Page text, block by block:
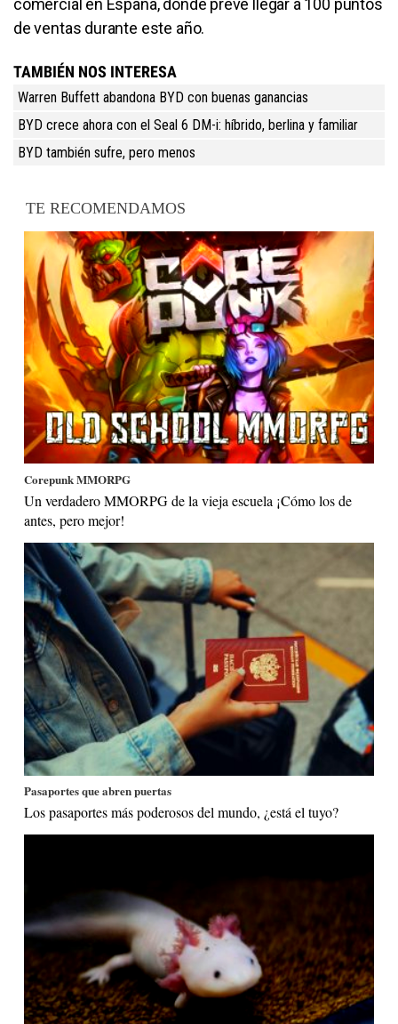
de ventas durante este año.
TAMBIÉN NOS INTERESA
Warren Buffett abandona BYD con buenas ganancias
BYD crece ahora con el Seal 6 DM-i: híbrido, berlina y familiar
BYD también sufre, pero menos
TE RECOMENDAMOS
Corepunk MMORPG
Un verdadero MMORPG de la vieja escuela ¡Cómo los de
antes, pero mejor!
Pasaportes que abren puertas
Los pasaportes más poderosos del mundo, ¿está el tuyo?